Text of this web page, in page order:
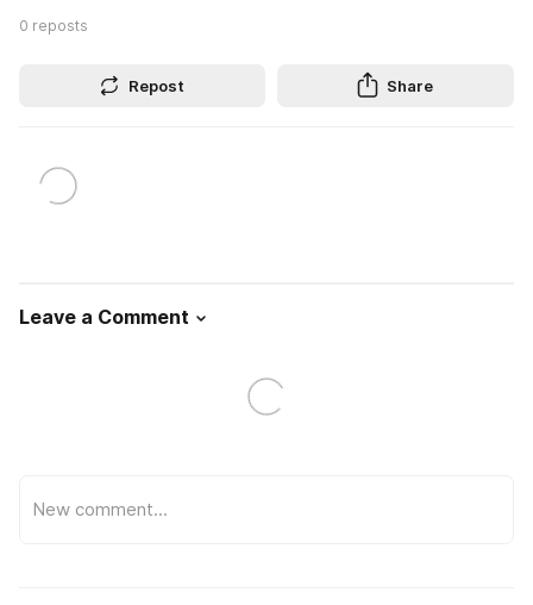
0 reposts
Repost Share
Leave a Comment